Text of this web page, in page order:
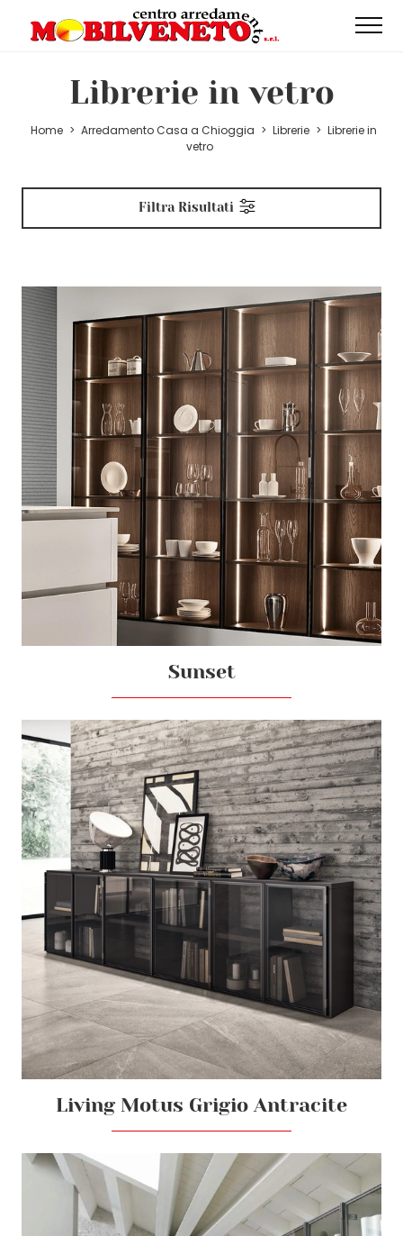
Librerie in vetro
Home > Arredamento Casa a Chioggia > Librerie > Librerie in
vetro
Filtra Risultati
Sunset
Living Motus Grigio Antracite